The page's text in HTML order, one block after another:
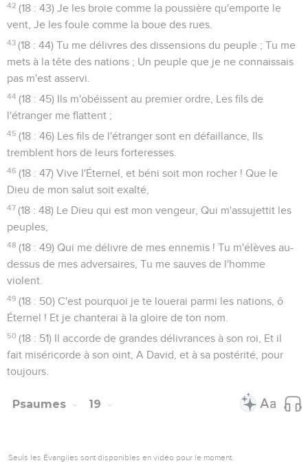
42 (18 : 43) Je les broie comme la poussière qu'emporte le
vent, Je les foule comme la boue des rues.
43 (18 : 44) Tu me délivres des dissensions du peuple ; Tu me
mets à la tête des nations ; Un peuple que je ne connaissais
pas m'est asservi.
44 (18 : 45) Ils m'obéissent au premier ordre, Les fils de
l'étranger me flattent ;
45 (18 : 46) Les fils de l'étranger sont en défaillance, Ils
tremblent hors de leurs forteresses.
46 (18 : 47) Vive l'Éternel, et béni soit mon rocher ! Que le
Dieu de mon salut soit exalté,
47 (18 : 48) Le Dieu qui est mon vengeur, Qui m'assujettit les
peuples,
48 (18 : 49) Qui me délivre de mes ennemis ! Tu m'élèves au-
dessus de mes adversaires, Tu me sauves de l'homme
violent.
49 (18 : 50) C'est pourquoi je te louerai parmi les nations, ô
Éternel ! Et je chanterai à la gloire de ton nom.
50 (18 : 51) Il accorde de grandes délivrances à son roi, Et il
fait miséricorde à son oint, A David, et à sa postérité, pour
toujours.
Psaumes 19
Seuls les Évangiles sont disponibles en vidéo pour le moment.